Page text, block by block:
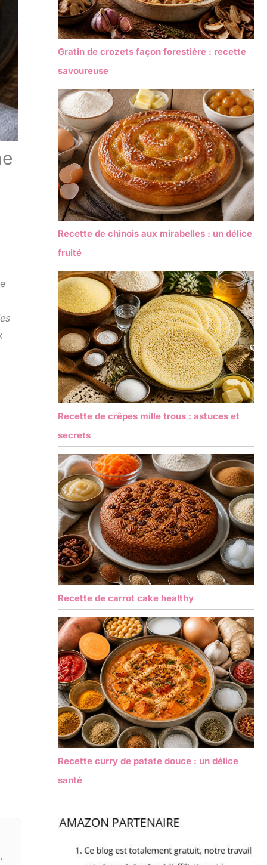
Gratin de crozets façon forestière : recette
savoureuse
Recette de chinois aux mirabelles : un délice
fruité
Recette de crêpes mille trous : astuces et
secrets
Recette de carrot cake healthy
Recette curry de patate douce : un délice
santé